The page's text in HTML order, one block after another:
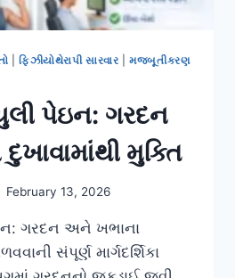
ફિઝીયોથેરાપી સારવાર |મજબૂતીકરણ
પેઇન: ગરદન
મુક્તિ
February 13, 2026
ગરદન અને ખભાના
સંપૂર્ણ માર્ગદર્શિકા